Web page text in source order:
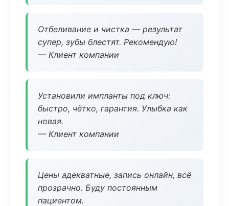
Отбеливание и чистка — результат
супер, зубы блестят. Рекомендую!
— Клиент компании
Установили импланты под ключ:
быстро, чётко, гарантия. Улыбка как
новая.
— Клиент компании
Цены адекватные, запись онлайн, всё
прозрачно. Буду постоянным
пациентом.